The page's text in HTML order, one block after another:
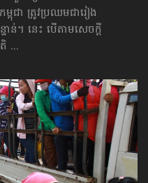
ជា ត្រូវប្រឈមជារៀង
ាន់។ នេះ បើតាមសេចក្ដី
...